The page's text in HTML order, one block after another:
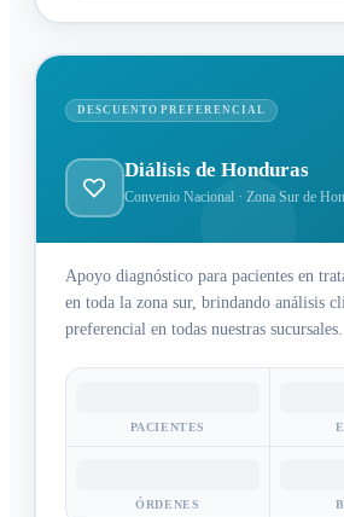
DESCUENTO PREFERENCIAL
Diálisis de Honduras
Convenio Nacional · Zona Sur de
Apoyo diagnóstico para pacientes en
en toda la zona sur, brindando análisis
preferencial en todas nuestras sucursales.
PACIENTES
ÓRDENES